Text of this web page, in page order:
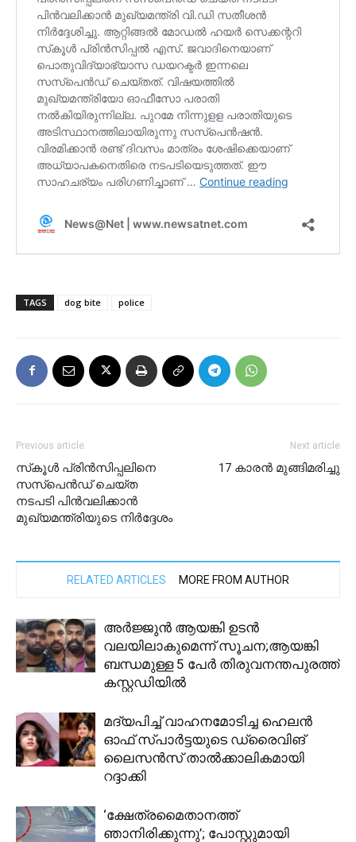
TAGS dog bite police
Previous article
സ്‌കൂള്‍ പ്രിന്‍സിപ്പലിനെ
സസ്‌പെന്‍ഡ് ചെയ്ത
നടപടി പിന്‍വലിക്കാന്‍
മുഖ്യമന്ത്രിയുടെ നിര്‍ദ്ദേശം
Next article
17 കാരൻ മുങ്ങിമരിച്ചു
RELATED ARTICLES MORE FROM AUTHOR
അർജ്ജുൻ ആയങ്കി ഉടൻ
വലയിലാകുമെന്ന് സൂചന;ആയങ്കി
ബന്ധമുള്ള 5 പേർ തിരുവനന്തപുരത്ത്
കസ്റ്റഡിയിൽ
മദ്യപിച്ച് വാഹനമോടിച്ച ഹെലന്‍
ഓഫ് സ്പാര്‍ട്ടയുടെ ഡ്രൈവിങ്
ലൈസന്‍സ് താല്‍ക്കാലികമായി
റദ്ദാക്കി
‘ക്ഷേത്രമൈതാനത്ത്
ഞാനിരിക്കുന്നു’; പോസ്റ്റുമായി